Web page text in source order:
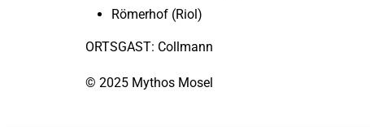
Römerhof (Riol)
ORTSGAST: Collmann
© 2025 Mythos Mosel